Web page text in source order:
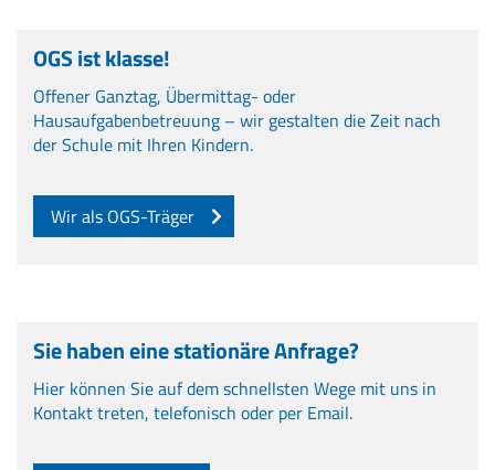
OGS ist klasse!
Offener Ganztag, Übermittag- oder
Hausaufgabenbetreuung – wir gestalten die Zeit nach
der Schule mit Ihren Kindern.
Wir als OGS-Träger
Sie haben eine stationäre Anfrage?
Hier können Sie auf dem schnellsten Wege mit uns in
Kontakt treten, telefonisch oder per Email.